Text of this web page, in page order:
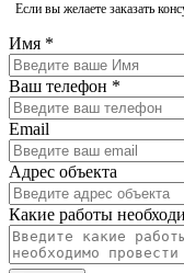
Если вы желаете заказать
Имя *
Ваш телефон *
Email
Адрес объекта
Какие работы